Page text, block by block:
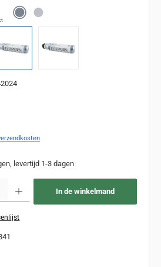
levertijd 1-3 dagen
In de winkelmand